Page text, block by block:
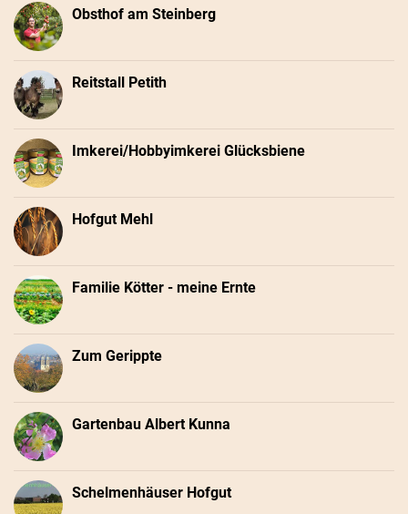
Obsthof am Steinberg
Reitstall Petith
Imkerei/Hobbyimkerei Glücksbiene
Hofgut Mehl
Familie Kötter - meine Ernte
Zum Gerippte
Gartenbau Albert Kunna
Schelmenhäuser Hofgut